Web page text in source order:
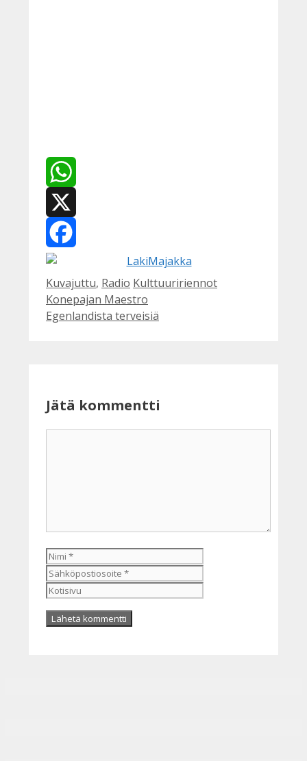
WhatsApp
X
Facebook
Kategoriat
Kuvajuttu, Radio Avainsanat
Kulttuuririennot
Konepajan Maestro
Egenlandista terveisiä
Jätä kommentti
Nimi